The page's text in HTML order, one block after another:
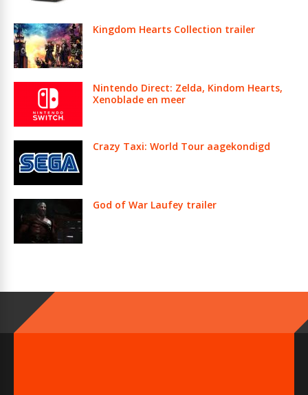
Kingdom Hearts Collection trailer
Nintendo Direct: Zelda, Kindom Hearts,
Xenoblade en meer
Crazy Taxi: World Tour aagekondigd
God of War Laufey trailer